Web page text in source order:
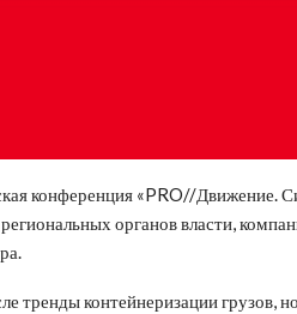
конференция «PRO//Движение.
органов власти,
тренды контейнеризации грузов,